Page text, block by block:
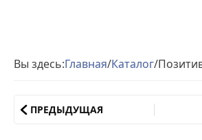
Вы здесь:Главная/Каталог/
ПРЕДЫДУЩАЯ